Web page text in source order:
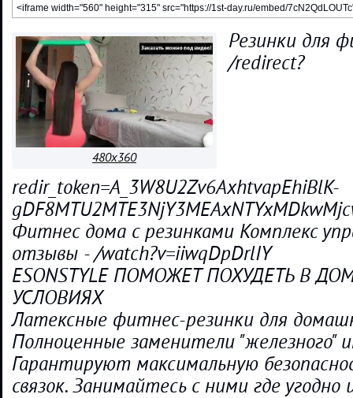
480x360
Резинки для
/redirect?
redir_token=A_3W8U2Zv6AxhtvapEhiBlK-
Фитнес дома с резинками Комплекс
отзывы - /watch?v=iiwqDpDrlIY
ESONSTYLE ПОМОЖЕТ ПОХУДЕТЬ В
УСЛОВИЯХ
Латексные фитнес-резинки для
Полноценные заменители "железного"
Гарантируют максимальную
связок. Занимайтесь с ними где угодно